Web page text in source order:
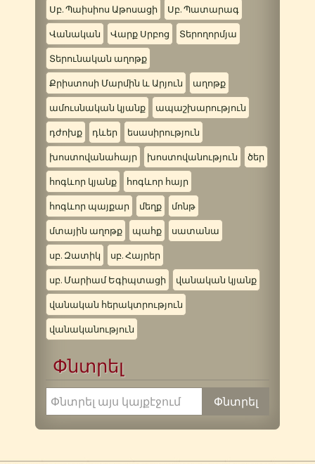
Սբ. Պաիսիոս Աթոսացի Սբ. Պատարագ
Վանական Վարք Սրբոց Տերողորմյա
Տերունական աղոթք
Քրիստոսի Մարմին և Արյուն աղոթք
ամուսնական կյանք ապաշխարություն
դժոխք դևեր եսասիրություն
խոստովանահայր խոստովանություն ծեր
հոգևոր կյանք հոգևոր հայր
հոգևոր պայքար մեղք մոնթ
մտային աղոթք պահք սատանա
սբ. Զատիկ սբ. Հայրեր
սբ. Մարիամ Եգիպտացի վանական կյանք
վանական հերակտրություն
վանականություն
Փնտրել